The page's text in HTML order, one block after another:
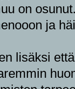
on
ja
lisäksi